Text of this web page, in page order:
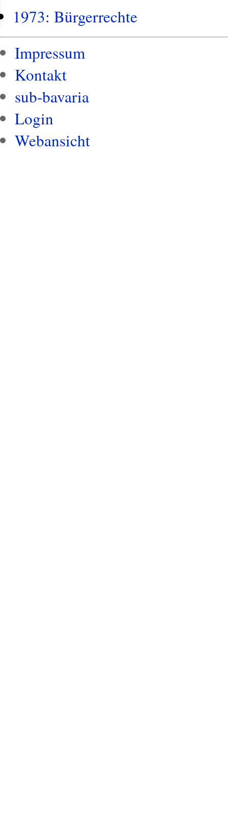
1973: Bürgerrechte
Impressum
Kontakt
sub-bavaria
Login
Webansicht